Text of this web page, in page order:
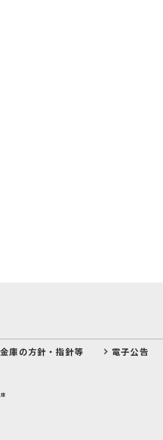
庫の方針・指針等 電子公告